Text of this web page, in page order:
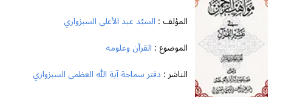
المؤلف : السيّد عبد الأعلى السبزواري
الموضوع : القرآن وعلومه
الناشر : دفتر سماحة آية الله العظمى السبزواري